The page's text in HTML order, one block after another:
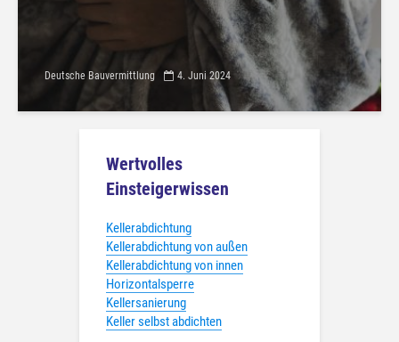
Deutsche Bauvermittlung 4. Juni 2024
Wertvolles
Einsteigerwissen
Kellerabdichtung
Kellerabdichtung von außen
Kellerabdichtung von innen
Horizontalsperre
Kellersanierung
Keller selbst abdichten